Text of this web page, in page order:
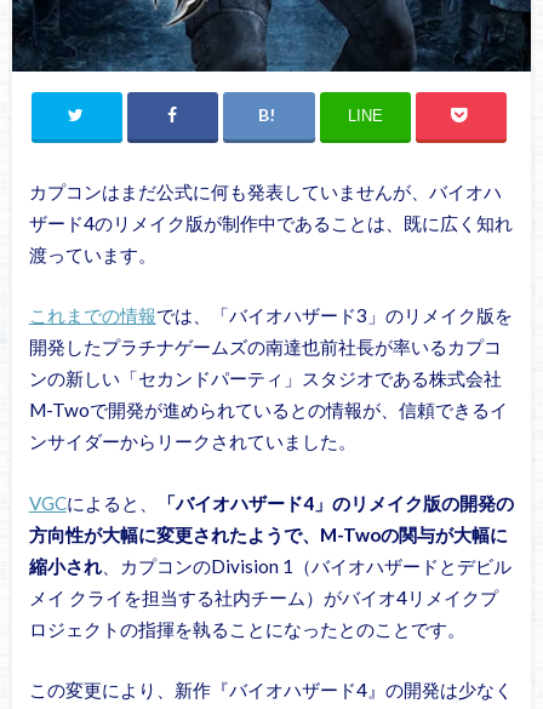
LINE
カプコンはまだ公式に何も発表していませんが、バイオハ
ザード4のリメイク版が制作中であることは、既に広く知れ
渡っています。
これまでの情報では、「バイオハザード3」のリメイク版を
開発したプラチナゲームズの南達也前社長が率いるカプコ
ンの新しい「セカンドパーティ」スタジオである株式会社
M-Twoで開発が進められているとの情報が、信頼できるイ
ンサイダーからリークされていました。
VGCによると、
「バイオハザード4」のリメイク版の開発の
方向性が大幅に変更されたようで、M-Twoの関与が大幅に
縮小され、カプコンのDivision 1（バイオハザードとデビル
メイ クライを担当する社内チーム）がバイオ4リメイクプ
ロジェクトの指揮を執ることになったとのことです。
この変更により、新作『バイオハザード4』の開発は少なく